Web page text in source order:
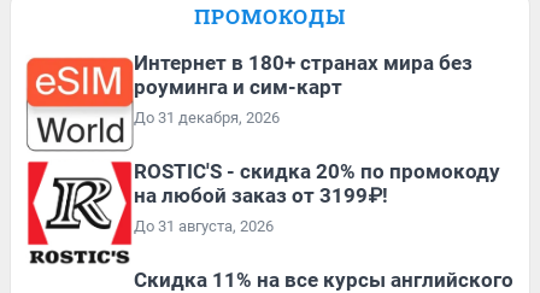
ПРОМОКОДЫ
Интернет в 180+ странах мира без
роуминга и сим-карт
До 31 декабря, 2026
ROSTIC'S - скидка 20% по промокоду
на любой заказ от 3199₽!
До 31 августа, 2026
Скидка 11% на все курсы английского